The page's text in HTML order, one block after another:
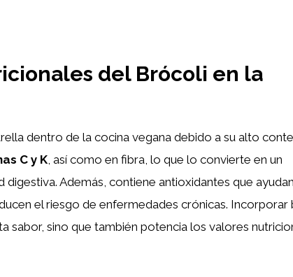
del Brócoli en la
dentro de la cocina vegana debido a su alto
C y K, así como en fibra, lo que lo convierte en un
digestiva. Además, contiene antioxidantes que
el riesgo de enfermedades crónicas. Incorporar
sabor, sino que también potencia los valores